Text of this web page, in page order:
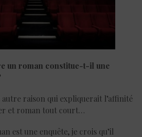
un roman constitue-t-il une
raison qui expliquerait l’affinité
et roman tout court…
est une enquête, je crois qu’il